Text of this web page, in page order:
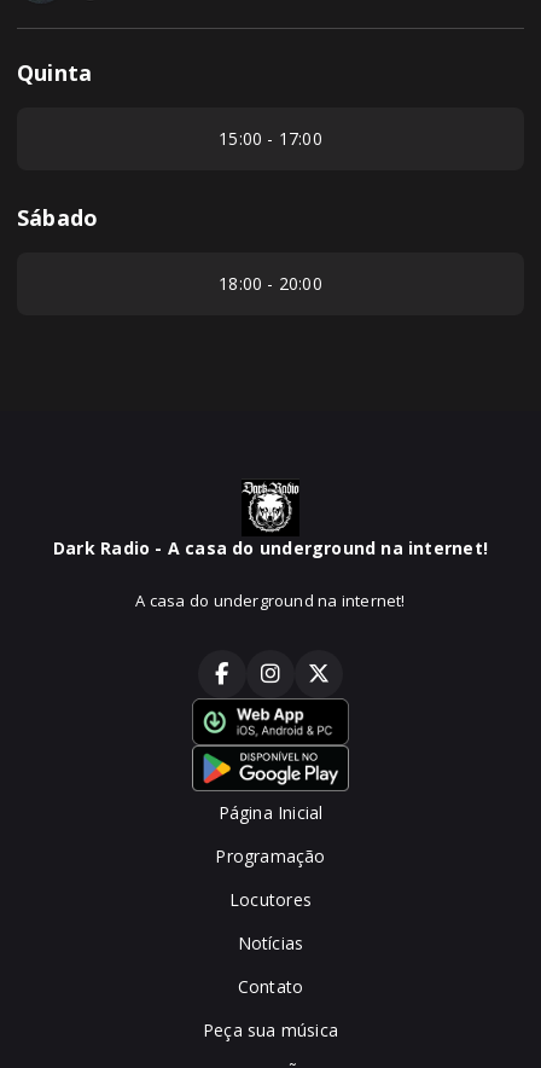
Quinta
15:00 - 17:00
Sábado
18:00 - 20:00
Dark Radio - A casa do underground na internet!
A casa do underground na internet!
Página Inicial
Programação
Locutores
Notícias
Contato
Peça sua música